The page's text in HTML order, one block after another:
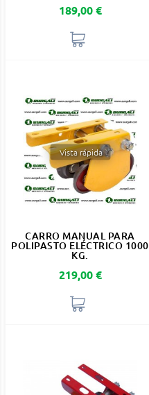
Precio
189,00 €
Vista rápida
CARRO MANUAL PARA
POLIPASTO ELÉCTRICO 1000
KG.
Precio
219,00 €